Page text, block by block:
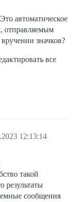
автоматическое
отправляемым
значков?
все
12:13:14
такой
результаты
сообщения